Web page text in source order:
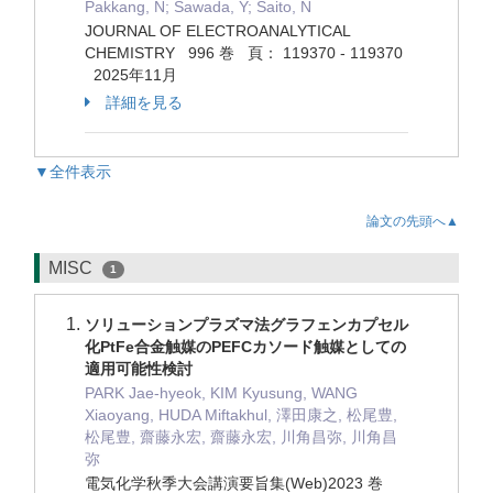
Pakkang, N; Sawada, Y; Saito, N
JOURNAL OF ELECTROANALYTICAL
CHEMISTRY 996 巻 頁： 119370 - 119370
2025年11月
詳細を見る
▼全件表示
論文の先頭へ▲
MISC 1
ソリューションプラズマ法グラフェンカプセル
化PtFe合金触媒のPEFCカソード触媒としての
適用可能性検討
PARK Jae-hyeok, KIM Kyusung, WANG
Xiaoyang, HUDA Miftakhul, 澤田康之, 松尾豊,
松尾豊, 齋藤永宏, 齋藤永宏, 川角昌弥, 川角昌
弥
電気化学秋季大会講演要旨集(Web)2023 巻